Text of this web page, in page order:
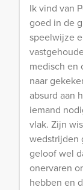
Ik vind van
goed in de
speelwijze
medisch en
naar
absurd aan
iemand
vlak. Zijn
wedstrijden
geloof wel
onervaren
hebben en